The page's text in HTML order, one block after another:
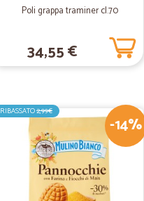
Poli grappa traminer cl.70
34,55 €
-14%
RIBASSATO2,99€